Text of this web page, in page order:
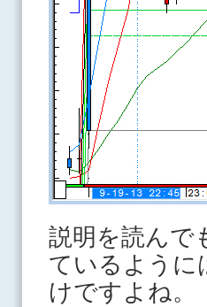
説明を読んで
ているように
けですよね。